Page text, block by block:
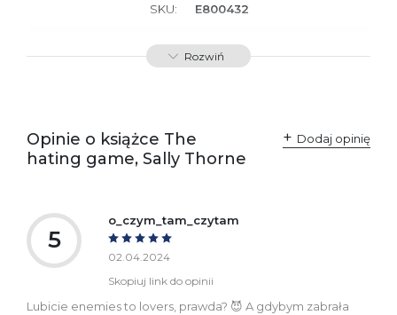
SKU: E800432
Producent / Osoby
odpowiedzialne za
Wydawnictwo Poznańskie
Sp. z o.o.
Ostrzeżenia oraz
Załącznik PDF
Rozwiń
Opinie o książce The
hating game, Sally Thorne
Dodaj opinię
5
o_czym_tam_czytam
02.04.2024
Skopiuj link do opinii
Lubicie enemies to lovers, prawda? 😈 A gdybym zabrała